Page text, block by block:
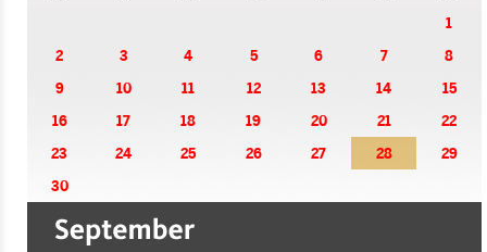
1
2
3 4 5 6 7
8
9
10 11 12 13 14
15
16
17 18 19 20 21
22
23
24 25 26 27 28
29
30